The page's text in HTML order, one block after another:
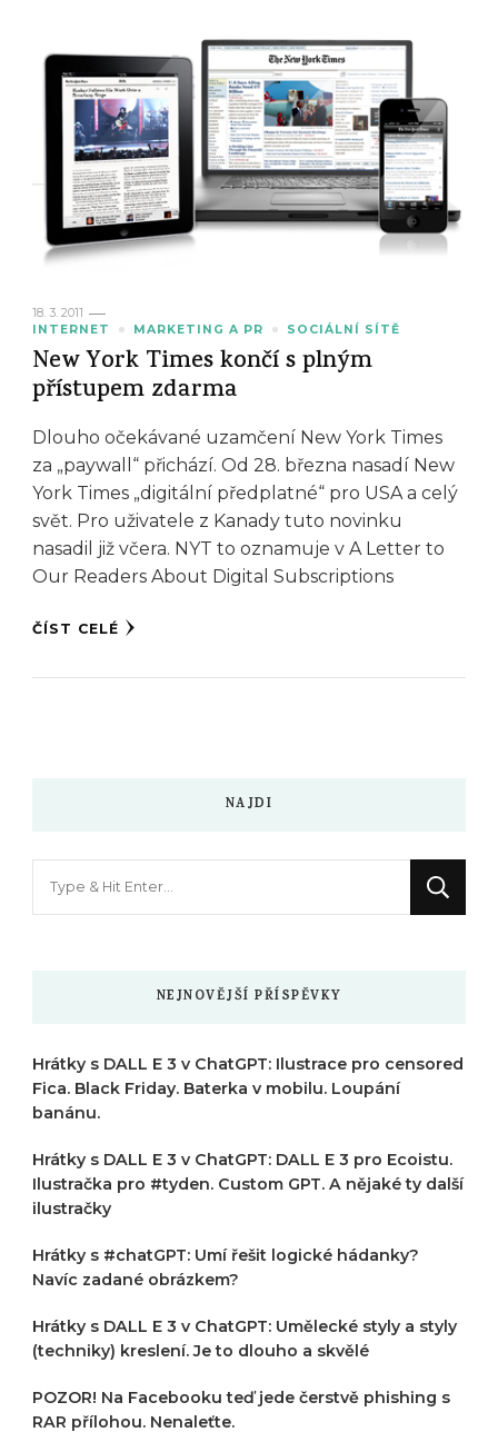
18. 3. 2011
INTERNET
MARKETING A PR SOCIÁLNÍ SÍTĚ
New York Times končí s plným
přístupem zdarma
Dlouho očekávané uzamčení New York Times
za „paywall“ přichází. Od 28. března nasadí New
York Times „digitální předplatné“ pro USA a celý
svět. Pro uživatele z Kanady tuto novinku
nasadil již včera. NYT to oznamuje v A Letter to
Our Readers About Digital Subscriptions
ČÍST CELÉ
NAJDI
NEJNOVĚJŠÍ PŘÍSPĚVKY
Hrátky s DALL E 3 v ChatGPT: Ilustrace pro censored
Fica. Black Friday. Baterka v mobilu. Loupání
banánu.
Hrátky s DALL E 3 v ChatGPT: DALL E 3 pro Ecoistu.
Ilustračka pro #tyden. Custom GPT. A nějaké ty další
ilustračky
Hrátky s #chatGPT: Umí řešit logické hádanky?
Navíc zadané obrázkem?
Hrátky s DALL E 3 v ChatGPT: Umělecké styly a styly
(techniky) kreslení. Je to dlouho a skvělé
POZOR! Na Facebooku teď jede čerstvě phishing s
RAR přílohou. Nenaleťte.